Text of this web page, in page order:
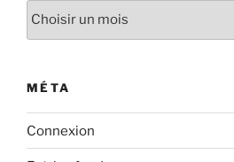
Archives
MÉTA
Connexion